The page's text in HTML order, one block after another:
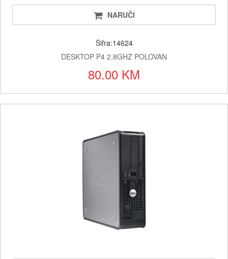
NARUČI
Šifra:14624
DESKTOP P4 2.8GHZ POLOVAN
80.00 KM